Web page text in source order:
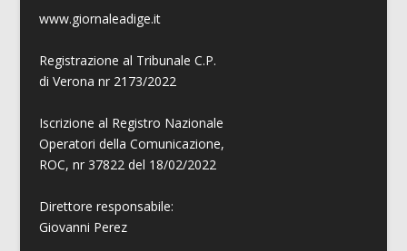
www.giornaleadige.it
Registrazione al Tribunale C.P.
di Verona nr 2173/2022
Iscrizione al Registro Nazionale
Operatori della Comunicazione,
ROC, nr 37822 del 18/02/2022
Direttore responsabile:
Giovanni Perez